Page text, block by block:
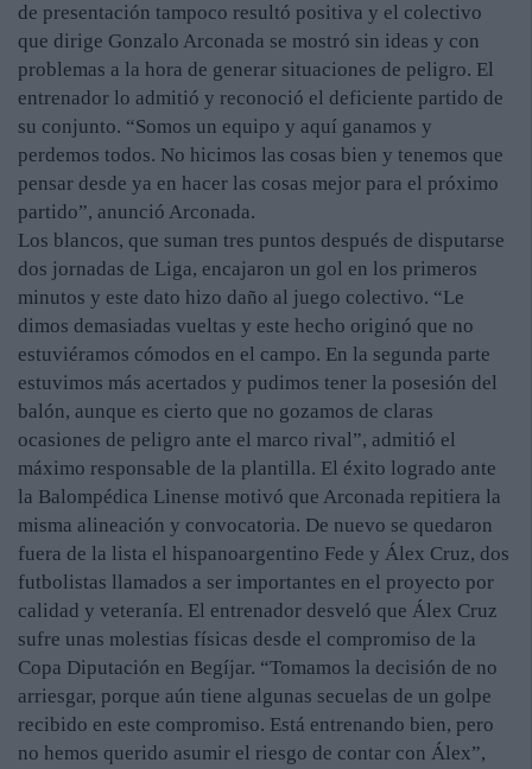
de presentación tampoco resultó positiva y el colectivo
que dirige Gonzalo Arconada se mostró sin ideas y con
problemas a la hora de generar situaciones de peligro. El
entrenador lo admitió y reconoció el deficiente partido de
su conjunto. “Somos un equipo y aquí ganamos y
perdemos todos. No hicimos las cosas bien y tenemos que
pensar desde ya en hacer las cosas mejor para el próximo
partido”, anunció Arconada.
Los blancos, que suman tres puntos después de disputarse
dos jornadas de Liga, encajaron un gol en los primeros
minutos y este dato hizo daño al juego colectivo. “Le
dimos demasiadas vueltas y este hecho originó que no
estuviéramos cómodos en el campo. En la segunda parte
estuvimos más acertados y pudimos tener la posesión del
balón, aunque es cierto que no gozamos de claras
ocasiones de peligro ante el marco rival”, admitió el
máximo responsable de la plantilla. El éxito logrado ante
la Balompédica Linense motivó que Arconada repitiera la
misma alineación y convocatoria. De nuevo se quedaron
fuera de la lista el hispanoargentino Fede y Álex Cruz, dos
futbolistas llamados a ser importantes en el proyecto por
calidad y veteranía. El entrenador desveló que Álex Cruz
sufre unas molestias físicas desde el compromiso de la
Copa Diputación en Begíjar. “Tomamos la decisión de no
arriesgar, porque aún tiene algunas secuelas de un golpe
recibido en este compromiso. Está entrenando bien, pero
no hemos querido asumir el riesgo de contar con Álex”,